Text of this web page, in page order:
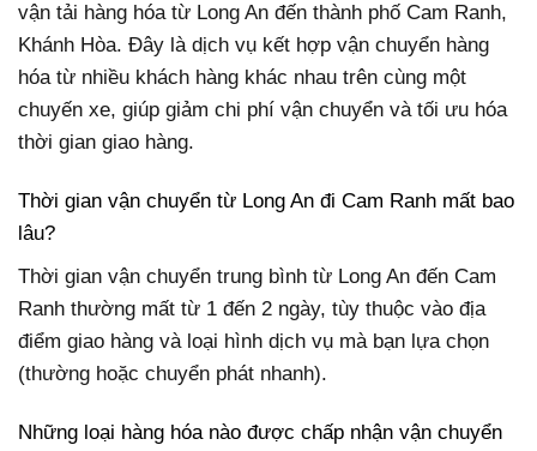
vận tải hàng hóa từ Long An đến thành phố Cam Ranh,
Khánh Hòa. Đây là dịch vụ kết hợp vận chuyển hàng
hóa từ nhiều khách hàng khác nhau trên cùng một
chuyến xe, giúp giảm chi phí vận chuyển và tối ưu hóa
thời gian giao hàng.
Thời gian vận chuyển từ Long An đi Cam Ranh mất bao
lâu?
Thời gian vận chuyển trung bình từ Long An đến Cam
Ranh thường mất từ 1 đến 2 ngày, tùy thuộc vào địa
điểm giao hàng và loại hình dịch vụ mà bạn lựa chọn
(thường hoặc chuyển phát nhanh).
Những loại hàng hóa nào được chấp nhận vận chuyển